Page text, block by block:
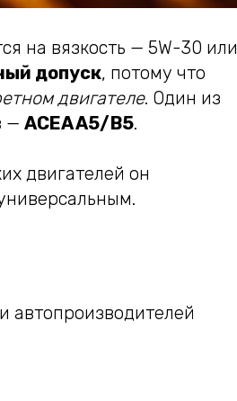
на вязкость — 5W-30 или
допуск, потому что
двигателе. Один из
— ACEA A5/B5.
двигателей он
автопроизводителей